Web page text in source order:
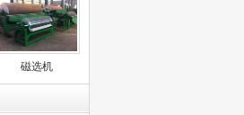
磁选机